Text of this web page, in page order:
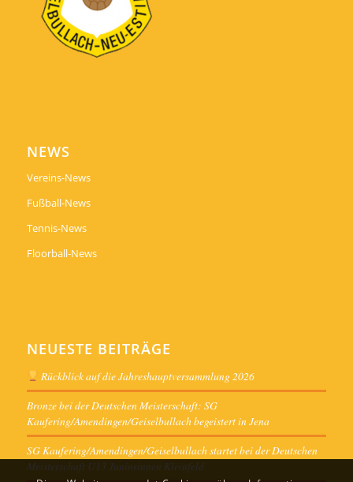
NEWS
Vereins-News
Fußball-News
Tennis-News
Floorball-News
NEUESTE BEITRÄGE
Rückblick auf die Jahreshauptversammlung 2026
Bronze bei der Deutschen Meisterschaft: SG
Kaufering/Amendingen/Geiselbullach begeistert in Jena
SG Kaufering/Amendingen/Geiselbullach startet bei der Deutschen
Meisterschaft U13 Juniorinnen Kleinfeld